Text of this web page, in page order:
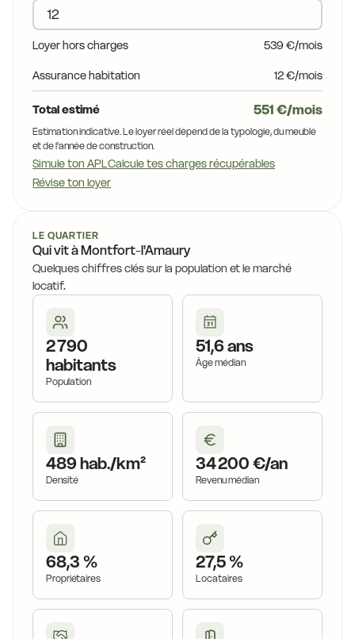
14,0 €
14,7 €
Loyer hors charges 539 €/mois
Assurance habitation 12 €/mois
Total estimé 551 €/mois
Estimation indicative. Le loyer réel dépend de la typologie, du meublé
et de l'année de construction.
Simule ton APLCalcule tes charges récupérables
Révise ton loyer
LE QUARTIER
Qui vit à Montfort-l'Amaury
Quelques chiffres clés sur la population et le marché
locatif.
2 790
habitants
Population
51,6 ans
Âge médian
489 hab./km²
Densité
34 200 €/an
Revenu médian
68,3 %
Propriétaires
27,5 %
Locataires